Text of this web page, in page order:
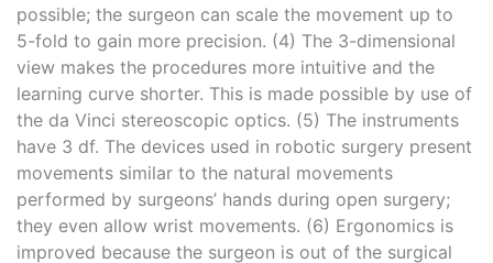
possible; the surgeon can scale the movement up to
5-fold to gain more precision. (4) The 3-dimensional
view makes the procedures more intuitive and the
learning curve shorter. This is made possible by use of
the da Vinci stereoscopic optics. (5) The instruments
have 3 df. The devices used in robotic surgery present
movements similar to the natural movements
performed by surgeons’ hands during open surgery;
they even allow wrist movements. (6) Ergonomics is
improved because the surgeon is out of the surgical